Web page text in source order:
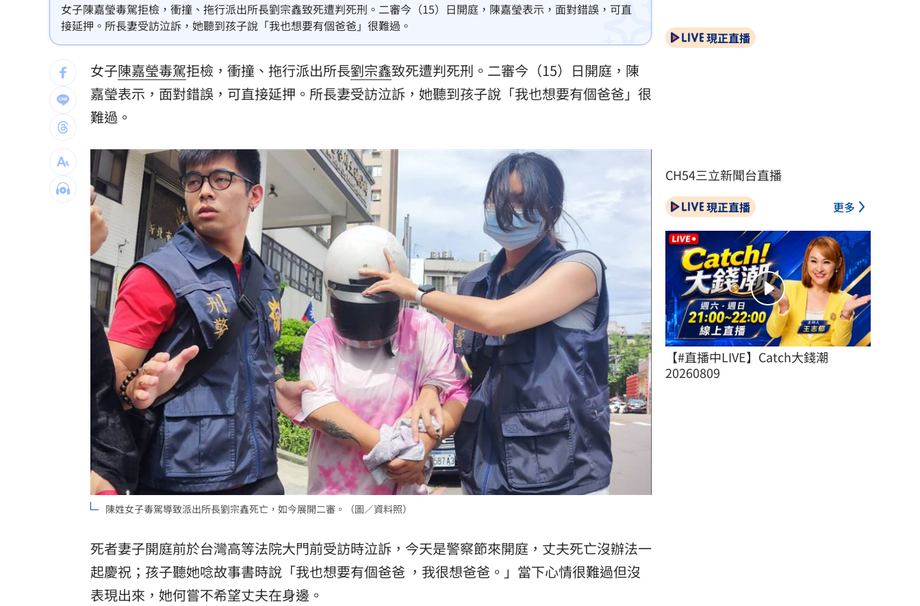
夢幻跨團合體！SUMMER ANJELS重現BP神曲 20:42
我駐日內瓦處長遭爆惡行 外交部啟動調查 20:35
SBS歌謠大戰驚見放送事故！3主持人齊卡住
清大校長續任秒出國選校長！高為元道歉了 20:30
首次影像被打臉 伊朗新最高領袖傳病危 20:30
影片曝光！台中囂張男揮刀還尿在警身上 20:24
台灣彩券開獎直播中 20:31
LIVE三立+24小時直播 15:27
三立iNEWS新聞台線上直播 18:00
商場戰國來臨 台中「頂奢大道」逐漸成形 12:00
台彩父親節推新刮刮樂千萬頭獎超「爸」氣 12:00
「拍片人的多重宇宙」職涯論壇9/12登場！ 10:30
8國球員齊聚高雄 Formosa 7s掀足球熱潮 10:00
理想混蛋號召粉絲跨海追星吃美食！ 18:15
女子陳嘉瑩毒駕拒檢，衝撞、拖行派出所長劉宗鑫致死遭判死刑。二審今（15）日開庭，陳嘉瑩表示，面對錯誤，可直
接延押。所長妻受訪泣訴，她聽到孩子說「我也想要有個爸爸」很難過。
女子陳嘉瑩毒駕拒檢，衝撞、拖行派出所長劉宗鑫致死遭判死刑。二審今（15）日開庭，陳
嘉瑩表示，面對錯誤，可直接延押。所長妻受訪泣訴，她聽到孩子說「我也想要有個爸爸」很
難過。
陳姓女子毒駕導致派出所長劉宗鑫死亡，如今展開二審。（圖／資料照）
死者妻子開庭前於台灣高等法院大門前受訪時泣訴，今天是警察節來開庭，丈夫死亡沒辦法一
起慶祝；孩子聽她唸故事書時說「我也想要有個爸爸 ，我很想爸爸。」當下心情很難過但沒
表現出來，她何嘗不希望丈夫在身邊。
現正直播
CH54三立新聞台直播
現正直播 更多
【#直播中LIVE】Catch大錢潮
20260809